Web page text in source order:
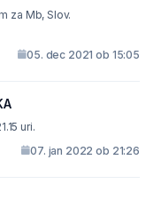
za Mb, Slov.
05. dec 2021 ob 15:05
uri.
07. jan 2022 ob 21:26